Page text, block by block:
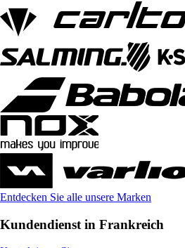
Entdecken Sie alle unsere Marken
Kundendienst in Frankreich